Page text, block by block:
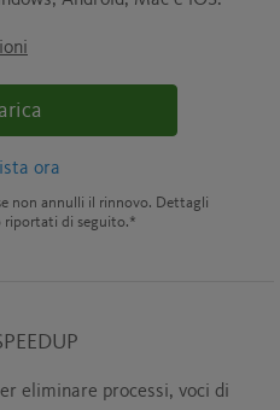
ora
non annulli il rinnovo. Dettagli
riportati di seguito.*
eliminare processi, voci di